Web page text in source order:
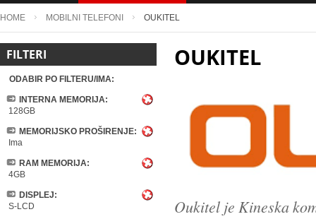
HOME MOBILNI TELEFONI OUKITEL
FILTERI
ODABIR PO FILTERU/IMA:
INTERNA MEMORIJA:
128GB
MEMORIJSKO PROŠIRENJE:
Ima
RAM MEMORIJA:
4GB
DISPLEJ:
S-LCD
OUKITEL
Oukitel je Kineska